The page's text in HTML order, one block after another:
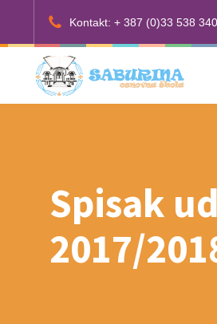
Kontakt: + 387 (0)33 538 340
Spisak
2017/